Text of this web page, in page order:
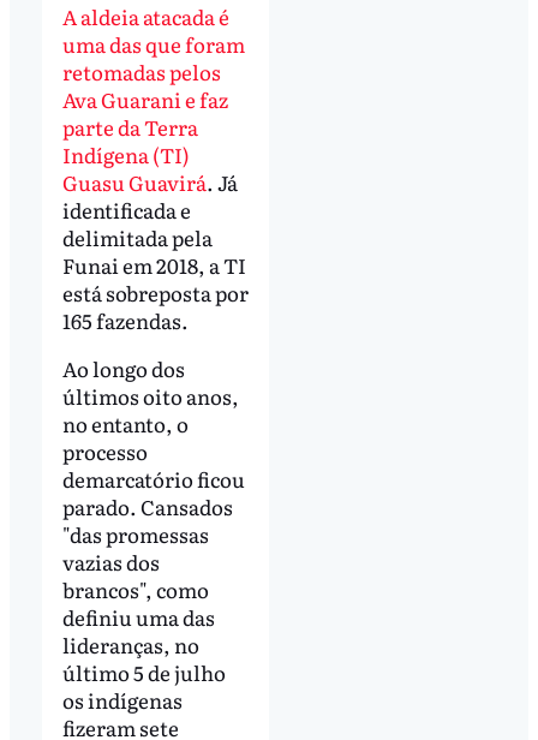
A aldeia atacada é
uma das que foram
retomadas pelos
Ava Guarani e faz
parte da Terra
Indígena (TI)
Guasu Guavirá. Já
identificada e
delimitada pela
Funai em 2018, a TI
está sobreposta por
165 fazendas.
Ao longo dos
últimos oito anos,
no entanto, o
processo
demarcatório ficou
parado. Cansados
"das promessas
vazias dos
brancos", como
definiu uma das
lideranças, no
último 5 de julho
os indígenas
fizeram sete